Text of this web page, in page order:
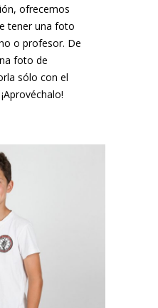
ofrecemos
tener una foto
o profesor. De
foto de
sólo con el
UNA COPIA!